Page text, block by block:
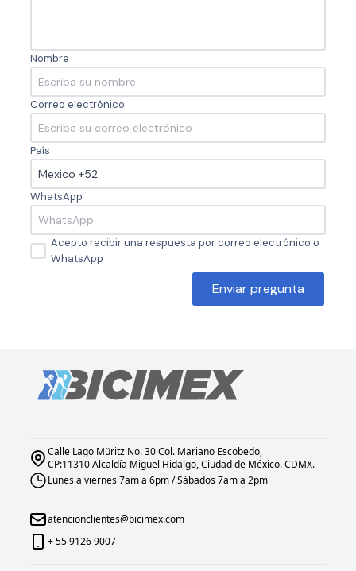
Nombre
Correo electrónico
País
WhatsApp
Acepto recibir una respuesta por correo electrónico o
WhatsApp
Enviar pregunta
Calle Lago Müritz No. 30 Col. Mariano Escobedo,
CP:11310 Alcaldía Miguel Hidalgo, Ciudad de México. CDMX.
Lunes a viernes 7am a 6pm / Sábados 7am a 2pm
atencionclientes@bicimex.com
+ 55 9126 9007